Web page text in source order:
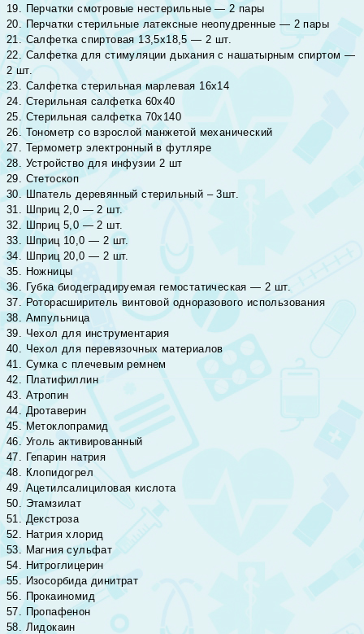
19. Перчатки смотровые нестерильные — 2 пары
20. Перчатки стерильные латексные неопудренные — 2 пары
21. Салфетка спиртовая 13,5х18,5 — 2 шт.
22. Салфетка для стимуляции дыхания с нашатырным спиртом —
2 шт.
23. Салфетка стерильная марлевая 16х14
24. Стерильная салфетка 60х40
25. Стерильная салфетка 70х140
26. Тонометр со взрослой манжетой механический
27. Термометр электронный в футляре
28. Устройство для инфузии 2 шт
29. Стетоскоп
30. Шпатель деревянный стерильный – 3шт.
31. Шприц 2,0 — 2 шт.
32. Шприц 5,0 — 2 шт.
33. Шприц 10,0 — 2 шт.
34. Шприц 20,0 — 2 шт.
35. Ножницы
36. Губка биодеградируемая гемостатическая — 2 шт.
37. Роторасширитель винтовой одноразового использования
38. Ампульница
39. Чехол для инструментария
40. Чехол для перевязочных материалов
41. Сумка с плечевым ремнем
42. Платифиллин
43. Атропин
44. Дротаверин
45. Метоклопрамид
46. Уголь активированный
47. Гепарин натрия
48. Клопидогрел
49. Ацетилсалициловая кислота
50. Этамзилат
51. Декстроза
52. Натрия хлорид
53. Магния сульфат
54. Нитроглицерин
55. Изосорбида динитрат
56. Прокаиномид
57. Пропафенон
58. Лидокаин